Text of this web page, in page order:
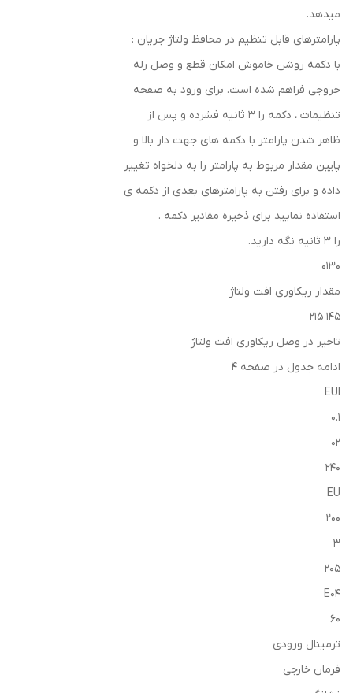
میدهد.
پارامترهای قابل تنظیم در محافظ ولتاژ جریان :
با دکمه روشن خاموش امکان قطع و وصل رله
خروجی فراهم شده است. برای ورود به صفحه
تنظیمات ، دکمه را ۳ ثانیه فشرده و پس از
ظاهر شدن پارامتر با دکمه های جهت دار بالا و
پایین مقدار مربوط به پارامتر را به دلخواه تغییر
داده و برای رفتن به پارامترهای بعدی از دکمه ی
استفاده نمایید برای ذخیره مقادیر دکمه .
را ۳ ثانیه نگه دارید.
0130
مقدار ریکاوری افت ولتاژ
145 215
تاخیر در وصل ریکاوری افت ولتاژ
ادامه جدول در صفحه 4
EUI
0.1
02
240
EU
200
3
205
E04
60
ترمینال ورودی
فرمان خارجی